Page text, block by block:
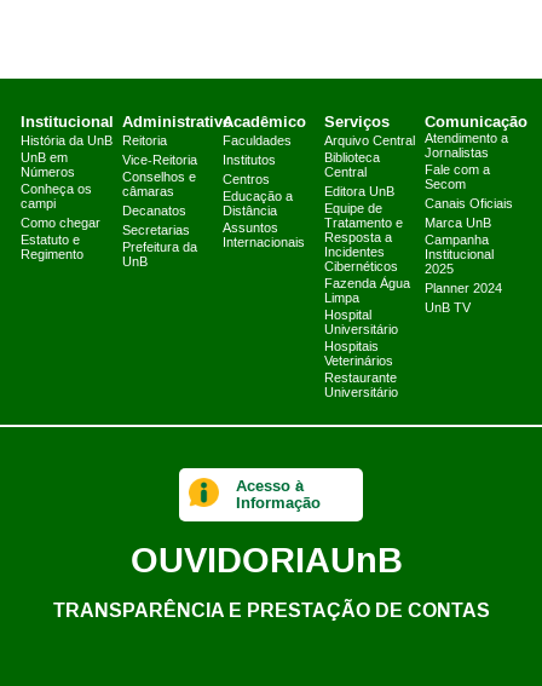
Institucional
História da UnB
UnB em
Números
Conheça os
campi
Como chegar
Estatuto e
Regimento
Administrativo
Reitoria
Vice-Reitoria
Conselhos e
câmaras
Decanatos
Secretarias
Prefeitura da
UnB
Acadêmico
Faculdades
Institutos
Centros
Educação a
Distância
Assuntos
Internacionais
Serviços
Arquivo Central
Biblioteca
Central
Editora UnB
Equipe de
Tratamento e
Resposta a
Incidentes
Cibernéticos
Fazenda Água
Limpa
Hospital
Universitário
Hospitais
Veterinários
Restaurante
Universitário
Comunicação
Atendimento a
Jornalistas
Fale com a
Secom
Canais Oficiais
Marca UnB
Campanha
Institucional
2025
Planner 2024
UnB TV
Acesso à
Informação
OUVIDORIAUnB
TRANSPARÊNCIA E PRESTAÇÃO DE CONTAS